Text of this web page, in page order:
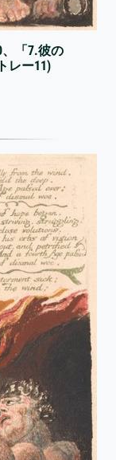
「7.彼の
レー11)